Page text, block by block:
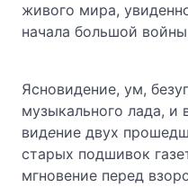
живого мира,
начала большой
Ясновидение, ум,
музыкального лада,
видение двух
старых подшивок
мгновение перед